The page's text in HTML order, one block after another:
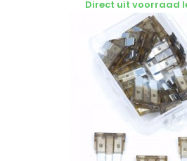
Direct uit voorraad